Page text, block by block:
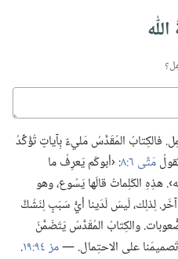
فالكِتابُ المُقَدَّسُ مَليءٌ بِآ‌ياتٍ تُؤَكِّدُ
مَتَّى ٦:‏٨
‏:‏ ‹أبوكُم يَعرِفُ ما
هذِهِ الكَلِماتُ قالَها يَسُوع،‏ وهو
لِذلِك،‏ لَيسَ لَدَينا أيُّ سَبَبٍ لِنَشُكَّ
والكِتابُ المُقَدَّسُ يَتَضَمَّنُ
تَصميمَنا على الاحتِمال.‏ —‏مز ٩٤:‏١٩ ‏.‏